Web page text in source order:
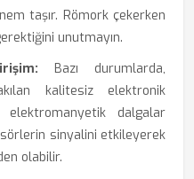
taşır. Römork çekerken
unutmayın.
Bazı durumlarda,
kalitesiz elektronik
dalgalar
sinyalini etkileyerek
olabilir.